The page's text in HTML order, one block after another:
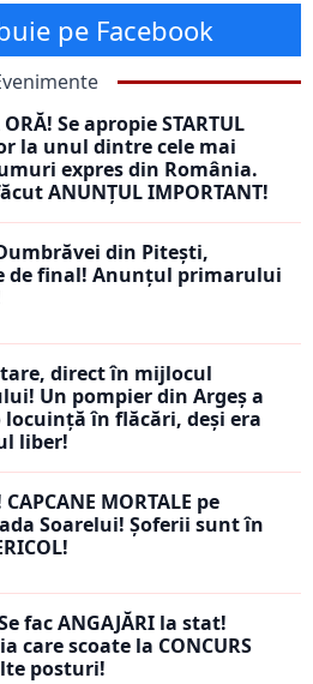
pe Facebook
Se apropie STARTUL
la unul dintre cele mai
expres din România.
ANUNȚUL IMPORTANT!
din Pitești,
de final! Anunțul primarului
direct în mijlocul
Un pompier din Argeș a
locuință în flăcări, deși era
liber!
CAPCANE MORTALE pe
Soarelui! Șoferii sunt în
fac ANGAJĂRI la stat!
care scoate la CONCURS
posturi!